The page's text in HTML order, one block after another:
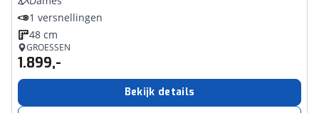
1 versnellingen
48 cm
GROESSEN
1.899,-
Bekijk details